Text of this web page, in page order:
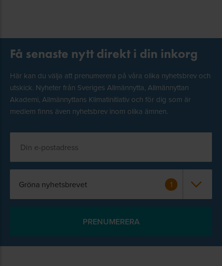
Få senaste nytt direkt i din inkorg
Här kan du välja att prenumerera på våra olika nyhetsbrev och
utskick. Nyheter från Sveriges Allmännytta, Allmännyttan
Akademi, Allmännyttans Klimatinitiativ och för dig som är
medlem finns även nyhetsbrev inom olika ämnen.
Gröna nyhetsbrevet 1